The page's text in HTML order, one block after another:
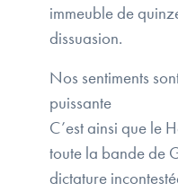
immeuble de
dissuasion.
Nos sentiments
puissante
C’est ainsi que le
toute la bande de
dictature